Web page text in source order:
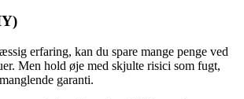
erfaring, kan du spare mange penge ved
Men hold øje med skjulte risici som fugt,
garanti.